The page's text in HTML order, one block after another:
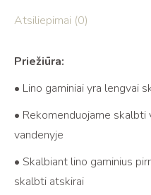
Atsiliepimai (0)
Priežiūra:
• Lino gaminiai yra lengvai
• Rekomenduojame
vandenyje
• Skalbiant lino gaminius
skalbti atskirai